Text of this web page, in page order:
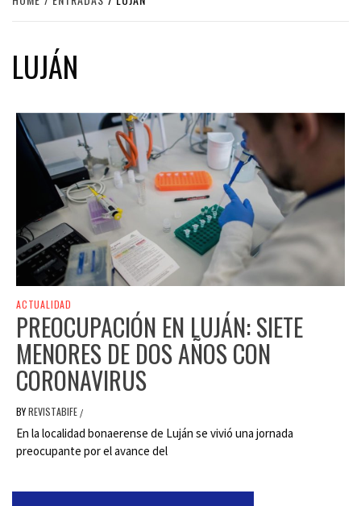
LUJÁN
ACTUALIDAD
PREOCUPACIÓN EN LUJÁN: SIETE
MENORES DE DOS AÑOS CON
CORONAVIRUS
BYREVISTABIFE /
En la localidad bonaerense de Luján se vivió una jornada
preocupante por el avance del